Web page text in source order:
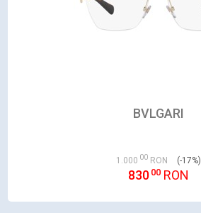
BVLGARI
1.000 00 RON (-17%)
830 00 RON